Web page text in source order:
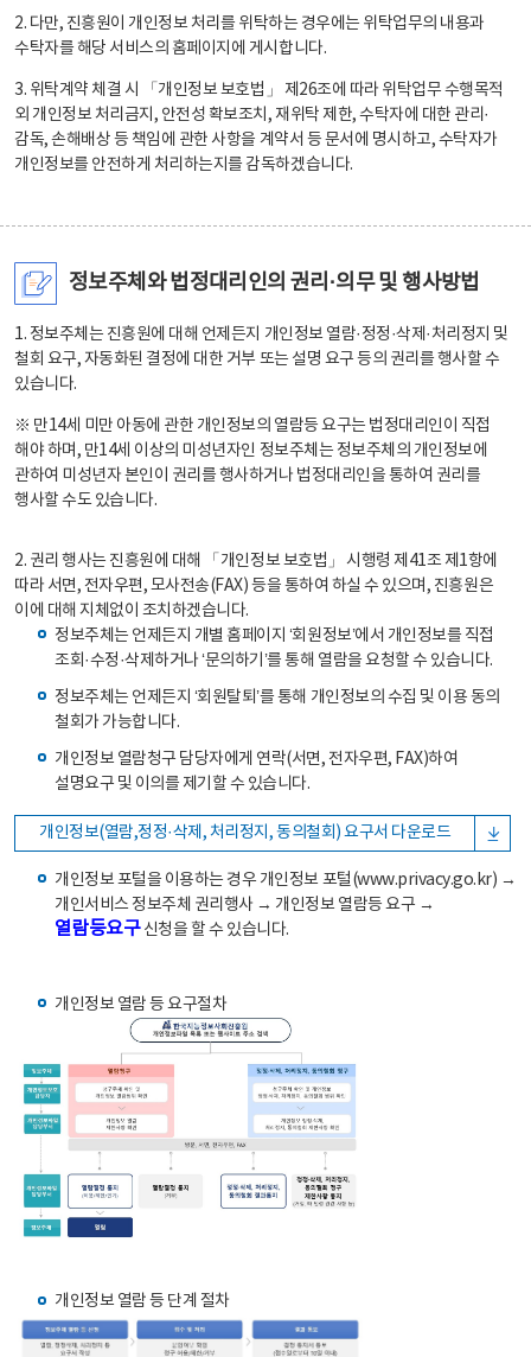
2. 다만, 진흥원이 개인정보 처리를 위탁하는 경우에는 위탁업무의 내용과
수탁자를 해당 서비스의 홈페이지에 게시합니다.
3. 위탁계약 체결 시 「개인정보 보호법」 제26조에 따라 위탁업무 수행목적
외 개인정보 처리금지, 안전성 확보조치, 재위탁 제한, 수탁자에 대한 관리·
감독, 손해배상 등 책임에 관한 사항을 계약서 등 문서에 명시하고, 수탁자가
개인정보를 안전하게 처리하는지를 감독하겠습니다.
정보주체와 법정대리인의 권리·의무 및 행사방법
1. 정보주체는 진흥원에 대해 언제든지 개인정보 열람·정정·삭제·처리정지 및
철회 요구, 자동화된 결정에 대한 거부 또는 설명 요구 등의 권리를 행사할 수
있습니다.
※ 만14세 미만 아동에 관한 개인정보의 열람등 요구는 법정대리인이 직접
해야 하며, 만14세 이상의 미성년자인 정보주체는 정보주체의 개인정보에
관하여 미성년자 본인이 권리를 행사하거나 법정대리인을 통하여 권리를
행사할 수도 있습니다.
2. 권리 행사는 진흥원에 대해 「개인정보 보호법」 시행령 제41조 제1항에
따라 서면, 전자우편, 모사전송(FAX) 등을 통하여 하실 수 있으며, 진흥원은
이에 대해 지체없이 조치하겠습니다.
정보주체는 언제든지 개별 홈페이지 ‘회원정보’에서 개인정보를 직접
조회·수정·삭제하거나 ‘문의하기’를 통해 열람을 요청할 수 있습니다.
정보주체는 언제든지 ‘회원탈퇴’를 통해 개인정보의 수집 및 이용 동의
철회가 가능합니다.
개인정보 열람청구 담당자에게 연락(서면, 전자우편, FAX)하여
설명요구 및 이의를 제기할 수 있습니다.
개인정보(열람,정정·삭제, 처리정지, 동의철회) 요구서 다운로드
개인정보 포털을 이용하는 경우 개인정보 포털(www.privacy.go.kr) →
개인서비스 정보주체 권리행사 → 개인정보 열람등 요구 →
열람등요구신청을 할 수 있습니다.
개인정보 열람 등 요구절차
개인정보 열람 등 단계 절차